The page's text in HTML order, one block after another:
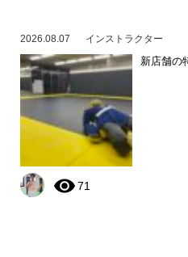
2026.08.07 インストラクター
新店舗の
71